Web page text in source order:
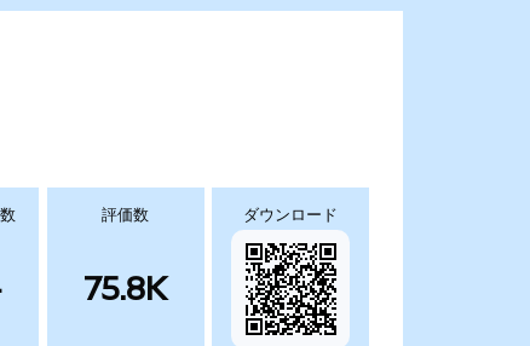
評価数
75.8K
ダウンロード